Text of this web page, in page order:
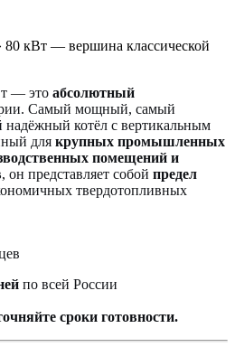
кВт — вершина классической
— это абсолютный
Самый мощный, самый
котёл с вертикальным
для крупных промышленных
помещений и
, он представляет собой предел
твердотопливных
по всей России
сроки готовности.